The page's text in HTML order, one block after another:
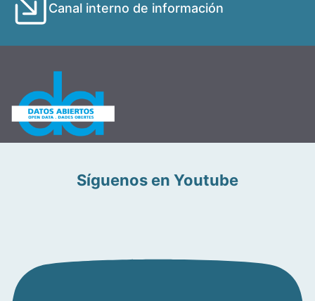
Canal interno de información
Síguenos en Youtube